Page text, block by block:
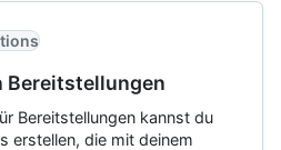
Bereitstellungen
Bereitstellungen kannst du
erstellen, die mit deinem